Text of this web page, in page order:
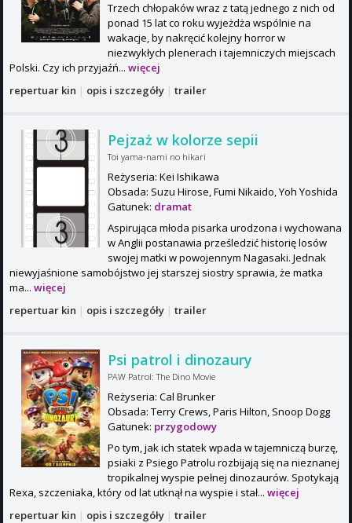
Trzech chłopaków wraz z tatą jednego z nich od
ponad 15 lat co roku wyjeżdża wspólnie na
wakacje, by nakręcić kolejny horror w
niezwykłych plenerach i tajemniczych miejscach
Polski. Czy ich przyjaźń... więcej
repertuar kin | opis i szczegóły | trailer
Pejzaż w kolorze sepii
Toi yama-nami no hikari
Reżyseria: Kei Ishikawa
Obsada: Suzu Hirose, Fumi Nikaido, Yoh Yoshida
Gatunek: dramat
Aspirująca młoda pisarka urodzona i wychowana
w Anglii postanawia prześledzić historię losów
swojej matki w powojennym Nagasaki. Jednak
niewyjaśnione samobójstwo jej starszej siostry sprawia, że matka
ma... więcej
repertuar kin | opis i szczegóły | trailer
Psi patrol i dinozaury
PAW Patrol: The Dino Movie
Reżyseria: Cal Brunker
Obsada: Terry Crews, Paris Hilton, Snoop Dogg
Gatunek: przygodowy
Po tym, jak ich statek wpada w tajemniczą burzę,
psiaki z Psiego Patrolu rozbijają się na nieznanej
tropikalnej wyspie pełnej dinozaurów. Spotykają
Rexa, szczeniaka, który od lat utknął na wyspie i stał... więcej
repertuar kin | opis i szczegóły | trailer